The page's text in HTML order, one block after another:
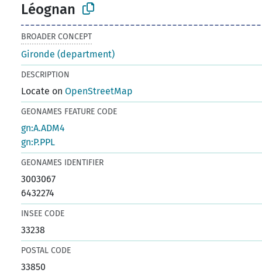
Léognan
BROADER CONCEPT
Gironde (department)
DESCRIPTION
Locate onOpenStreetMap
GEONAMES FEATURE CODE
gn:A.ADM4
gn:P.PPL
GEONAMES IDENTIFIER
3003067
6432274
INSEE CODE
33238
POSTAL CODE
33850